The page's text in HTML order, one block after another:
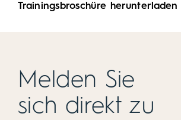
Trainingsbroschüre herunterladen
Melden Sie
sich direkt zu